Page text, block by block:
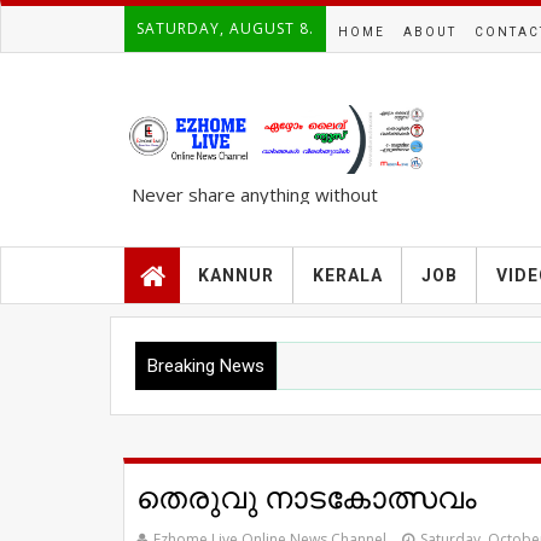
SATURDAY, AUGUST 8. HOME ABOUT
Never share anything without
KANNUR KERALA JOB
Breaking News
തെരുവു നാടകോത്സവം